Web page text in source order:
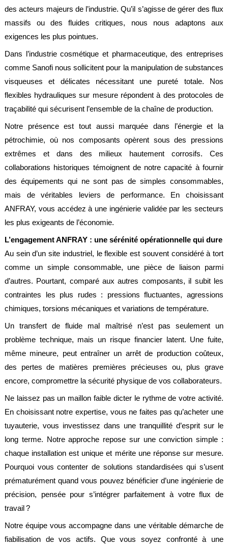
des acteurs majeurs de l’industrie. Qu’il s’agisse de gérer des flux
massifs ou des fluides critiques, nous nous adaptons aux
exigences les plus pointues.
Dans l’industrie cosmétique et pharmaceutique, des entreprises
comme Sanofi nous sollicitent pour la manipulation de substances
visqueuses et délicates nécessitant une pureté totale. Nos
flexibles hydrauliques sur mesure répondent à des protocoles de
traçabilité qui sécurisent l’ensemble de la chaîne de production.
Notre présence est tout aussi marquée dans l’énergie et la
pétrochimie, où nos composants opèrent sous des pressions
extrêmes et dans des milieux hautement corrosifs. Ces
collaborations historiques témoignent de notre capacité à fournir
des équipements qui ne sont pas de simples consommables,
mais de véritables leviers de performance. En choisissant
ANFRAY, vous accédez à une ingénierie validée par les secteurs
les plus exigeants de l’économie.
L’engagement ANFRAY : une sérénité opérationnelle qui dure
Au sein d’un site industriel, le flexible est souvent considéré à tort
comme un simple consommable, une pièce de liaison parmi
d’autres. Pourtant, comparé aux autres composants, il subit les
contraintes les plus rudes : pressions fluctuantes, agressions
chimiques, torsions mécaniques et variations de température.
Un transfert de fluide mal maîtrisé n’est pas seulement un
problème technique, mais un risque financier latent. Une fuite,
même mineure, peut entraîner un arrêt de production coûteux,
des pertes de matières premières précieuses ou, plus grave
encore, compromettre la sécurité physique de vos collaborateurs.
Ne laissez pas un maillon faible dicter le rythme de votre activité.
En choisissant notre expertise, vous ne faites pas qu’acheter une
tuyauterie, vous investissez dans une tranquillité d’esprit sur le
long terme. Notre approche repose sur une conviction simple :
chaque installation est unique et mérite une réponse sur mesure.
Pourquoi vous contenter de solutions standardisées qui s’usent
prématurément quand vous pouvez bénéficier d’une ingénierie de
précision, pensée pour s’intégrer parfaitement à votre flux de
travail ?
Notre équipe vous accompagne dans une véritable démarche de
fiabilisation de vos actifs. Que vous soyez confronté à une